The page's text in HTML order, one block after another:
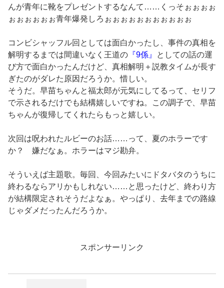
んが青年に靴をプレゼントするなんて……くっそぉぉぉぉ
ぉぉぉぉぉぉ青年爆発しろぉぉぉぉぉぉぉぉぉぉぉ
コンビシャッフル回としては面白かったし、事件の真相を
解明するまでは間違いなく王道の 『9係』
としての話の運
び方で面白かったんだけど、真相解明＋説教タイムが長す
ぎたのがダレた原因だろうか。惜しい。
そうだ。早苗ちゃんと福太郎が元気にしてるって、セリフ
で示されるだけでも結構嬉しいですね。この調子で、早苗
ちゃんが復帰してくれたらもっと嬉しい。
次回は呪われたルビーのお話……って、夏のホラーです
か？ 嫌だなぁ。ホラーはマジ勘弁。
そういえば主題歌。毎回、今回みたいにドタバタのうちに
終わるならアリかもしれない……と思ったけど、終わり方
が結構限定されそうだよなぁ。やっぱり、去年までの路線
じゃダメだったんだろうか。
スポンサーリンク